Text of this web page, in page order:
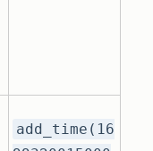
add_time(16